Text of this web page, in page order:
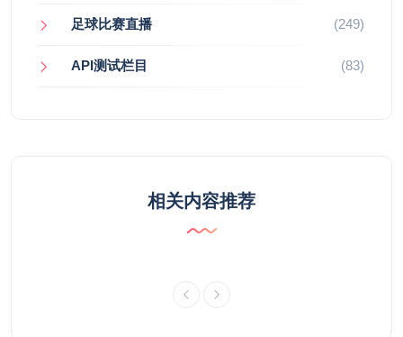
足球比赛直播 (249)
API测试栏目 (83)
相关内容推荐